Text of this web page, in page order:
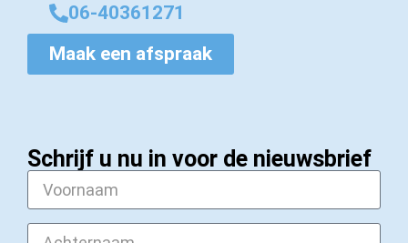
06-40361271
Maak een afspraak
Schrijf u nu in voor de nieuwsbrief